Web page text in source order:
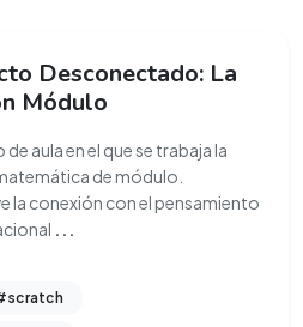
Desconectado: La
Módulo
aula en el que se trabaja la
de módulo.
la conexión con el pensamiento
...